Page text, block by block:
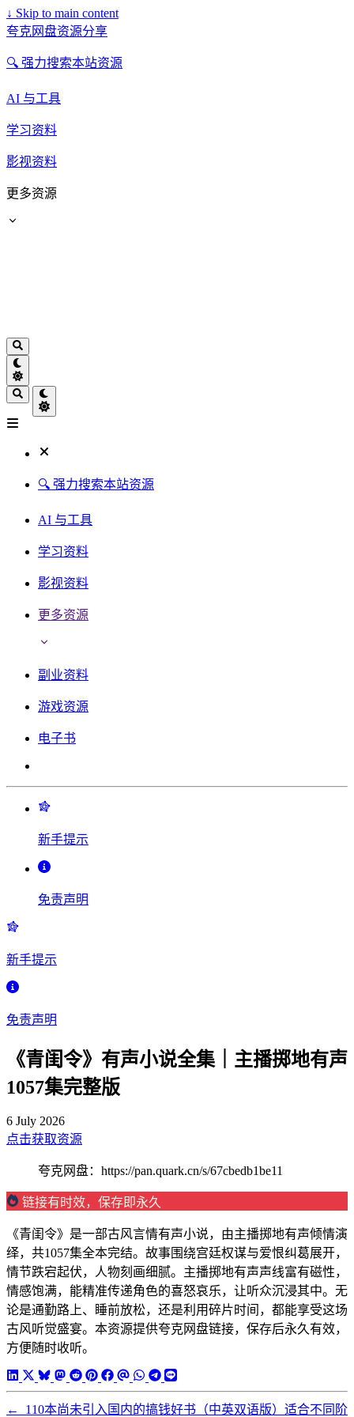
↓ Skip to main content
夸克网盘资源分享
🔍 强力搜索本站资源
AI 与工具
学习资料
影视资料
更多资源
🔍 强力搜索本站资源
AI 与工具
学习资料
影视资料
更多资源
副业资料
游戏资源
电子书
新手提示
免责声明
新手提示
免责声明
《青闺令》有声小说全集｜主播掷地有声
1057集完整版
6 July 2026
点击获取资源
夸克网盘：https://pan.quark.cn/s/67cbedb1be11
链接有时效，保存即永久
《青闺令》是一部古风言情有声小说，由主播掷地有声倾情演
绎，共1057集全本完结。故事围绕宫廷权谋与爱恨纠葛展开，
情节跌宕起伏，人物刻画细腻。主播掷地有声声线富有磁性，
情感饱满，能精准传递角色的喜怒哀乐，让听众沉浸其中。无
论是通勤路上、睡前放松，还是利用碎片时间，都能享受这场
古风听觉盛宴。本资源提供夸克网盘链接，保存后永久有效，
方便随时收听。
← 110本尚未引入国内的搞钱好书（中英双语版）适合不同阶